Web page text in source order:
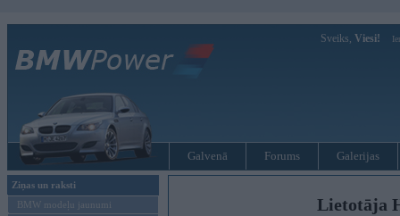
Sveiks, Viesi!
Galvenā Forums Galerijas
Ziņas un raksti
BMW modeļu jaunumi
Lietotāja